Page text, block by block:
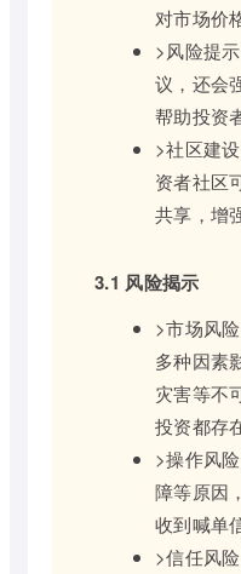
对市场价
>风险提
议，还会
帮助投资
>社区建
资者社区
共享，增
3.1 风险揭示
>市场风
多种因素
灾害等不
投资都存
>操作风
障等原因
收到喊单
>信任风